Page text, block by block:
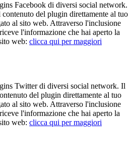
Facebook di diversi social network.
del plugin direttamente al tuo
al sito web. Attraverso l'inclusione
l'informazione che hai aperto la
web: clicca qui per maggiori
Twitter di diversi social network. Il
del plugin direttamente al tuo
al sito web. Attraverso l'inclusione
l'informazione che hai aperto la
web: clicca qui per maggiori